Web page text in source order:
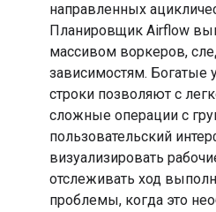
направленных
Планировщик Airflow
массивом воркеров,
зависимостям. Богатые
строки позволяют с
сложные операции с
пользовательский
визуализировать
отслеживать ход
проблемы, когда это